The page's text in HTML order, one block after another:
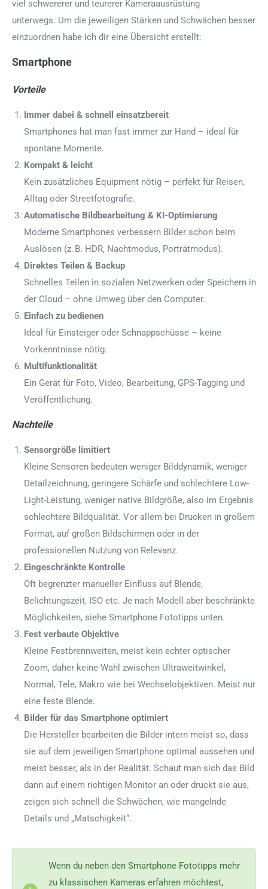
viel schwererer und teurerer Kameraausrüstung
unterwegs. Um die jeweiligen Stärken und Schwächen besser
einzuordnen habe ich dir eine Übersicht erstellt:
Smartphone
Vorteile
Immer dabei & schnell einsatzbereit
Smartphones hat man fast immer zur Hand – ideal für
spontane Momente.
Kompakt & leicht
Kein zusätzliches Equipment nötig – perfekt für Reisen,
Alltag oder Streetfotografie.
Automatische Bildbearbeitung & KI-Optimierung
Moderne Smartphones verbessern Bilder schon beim
Auslösen (z. B. HDR, Nachtmodus, Porträtmodus).
Direktes Teilen & Backup
Schnelles Teilen in sozialen Netzwerken oder Speichern in
der Cloud – ohne Umweg über den Computer.
Einfach zu bedienen
Ideal für Einsteiger oder Schnappschüsse – keine
Vorkenntnisse nötig.
Multifunktionalität
Ein Gerät für Foto, Video, Bearbeitung, GPS-Tagging und
Veröffentlichung.
Nachteile
Sensorgröße limitiert
Kleine Sensoren bedeuten weniger Bilddynamik, weniger
Detailzeichnung, geringere Schärfe und schlechtere Low-
Light-Leistung, weniger native Bildgröße, also im Ergebnis
schlechtere Bildqualität. Vor allem bei Drucken in großem
Format, auf großen Bildschirmen oder in der
professionellen Nutzung von Relevanz.
Eingeschränkte Kontrolle
Oft begrenzter manueller Einfluss auf Blende,
Belichtungszeit, ISO etc. Je nach Modell aber beschränkte
Möglichkeiten, siehe Smartphone Fototipps unten.
Fest verbaute Objektive
Kleine Festbrennweiten, meist kein echter optischer
Zoom, daher keine Wahl zwischen Ultraweitwinkel,
Normal, Tele, Makro wie bei Wechselobjektiven. Meist nur
eine feste Blende.
Bilder für das Smartphone optimiert
Die Hersteller bearbeiten die Bilder intern meist so, dass
sie auf dem jeweiligen Smartphone optimal aussehen und
meist besser, als in der Realität. Schaut man sich das Bild
dann auf einem richtigen Monitor an oder druckt sie aus,
zeigen sich schnell die Schwächen, wie mangelnde
Details und „Matschigkeit“.
Wenn du neben den Smartphone Fototipps mehr
zu klassischen Kameras erfahren möchtest,